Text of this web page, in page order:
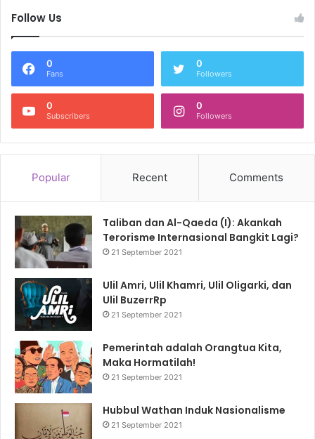
Follow Us
0
Fans
0
Followers
0
Subscribers
0
Followers
Popular Recent Comments
Taliban dan Al-Qaeda (I): Akankah
Terorisme Internasional Bangkit Lagi?
21 September 2021
Ulil Amri, Ulil Khamri, Ulil Oligarki, dan
Ulil BuzerrRp
21 September 2021
Pemerintah adalah Orangtua Kita,
Maka Hormatilah!
21 September 2021
Hubbul Wathan Induk Nasionalisme
21 September 2021